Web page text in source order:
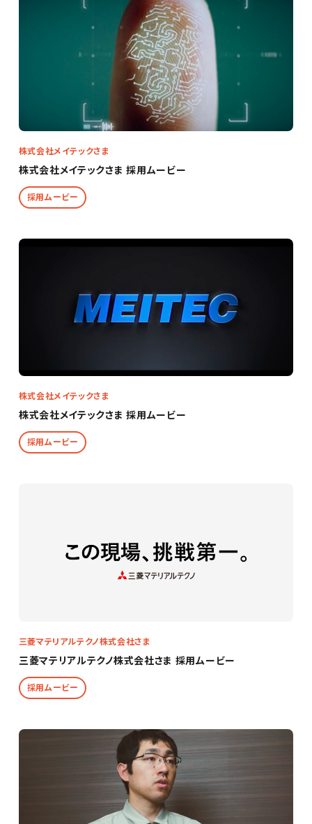
株式会社メイテックさま 採用ムービー
株式会社メイテックさま
採用ムービー
株式会社メイテックさま 採用ムービー
株式会社メイテックさま
採用ムービー
三菱マテリアルテクノ株式会社さま 採用ムービー
三菱マテリアルテクノ株式会社さま
採用ムービー